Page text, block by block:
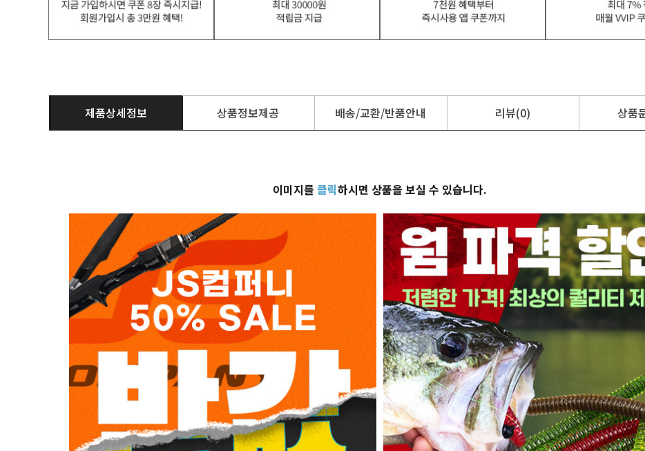
제품상세정보 상품정보제공 배송/교환/반품안내 리뷰(0) 상품
이미지를 클릭하시면 상품을 보실 수 있습니다.